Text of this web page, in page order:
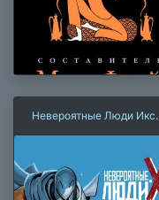
Невероятные Люди Икс.